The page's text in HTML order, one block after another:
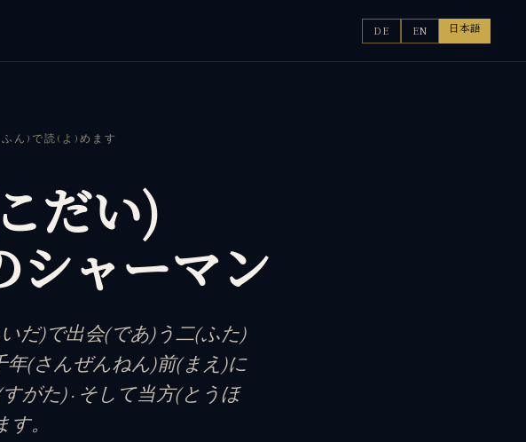
DE EN 日本語
ん)で読(よ)めます
だい)
シャーマン
だ)で出会(であ)う二(ふた)
(さんぜんねん)前(まえ)に
がた) · そして当方(とうほ
。